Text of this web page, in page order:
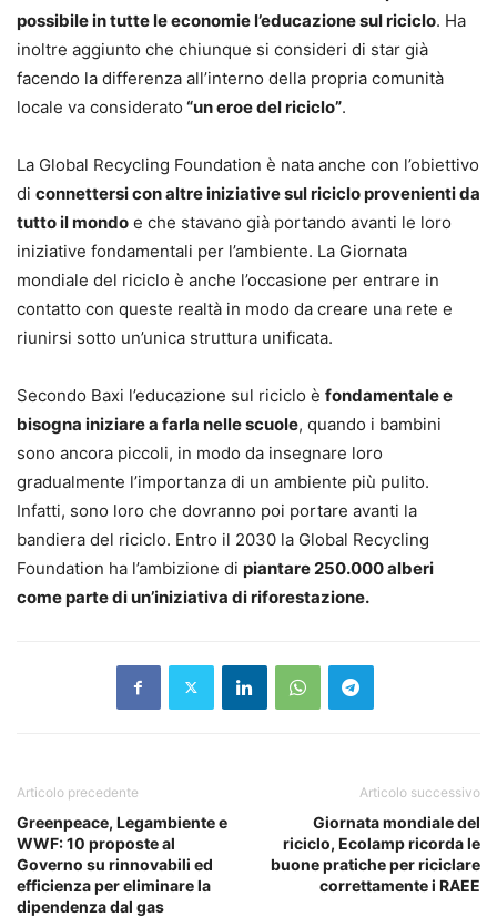
possibile in tutte le economie l’educazione sul riciclo. Ha
inoltre aggiunto che chiunque si consideri di star già
facendo la differenza all’interno della propria comunità
locale va considerato “un eroe del riciclo”.
La Global Recycling Foundation è nata anche con l’obiettivo
di connettersi con altre iniziative sul riciclo provenienti da
tutto il mondo e che stavano già portando avanti le loro
iniziative fondamentali per l’ambiente. La Giornata
mondiale del riciclo è anche l’occasione per entrare in
contatto con queste realtà in modo da creare una rete e
riunirsi sotto un’unica struttura unificata.
Secondo Baxi l’educazione sul riciclo è fondamentale e
bisogna iniziare a farla nelle scuole, quando i bambini
sono ancora piccoli, in modo da insegnare loro
gradualmente l’importanza di un ambiente più pulito.
Infatti, sono loro che dovranno poi portare avanti la
bandiera del riciclo. Entro il 2030 la Global Recycling
Foundation ha l’ambizione di piantare 250.000 alberi
come parte di un’iniziativa di riforestazione.
Articolo precedente
Greenpeace, Legambiente e
WWF: 10 proposte al
Governo su rinnovabili ed
efficienza per eliminare la
dipendenza dal gas
Articolo successivo
Giornata mondiale del
riciclo, Ecolamp ricorda le
buone pratiche per riciclare
correttamente i RAEE